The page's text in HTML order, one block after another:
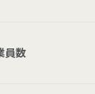
員数